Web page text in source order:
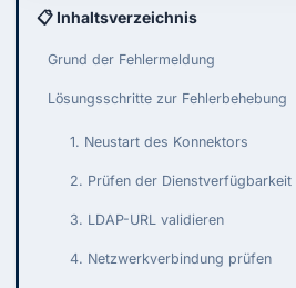
📋 Inhaltsverzeichnis
Grund der Fehlermeldung
Lösungsschritte zur Fehlerbehebung
1. Neustart des Konnektors
2. Prüfen der Dienstverfügbarkeit
3. LDAP-URL validieren
4. Netzwerkverbindung prüfen